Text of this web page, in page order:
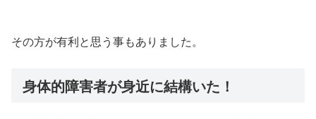
その方が有利と思う事もありました。
身体的障害者が身近に結構いた！